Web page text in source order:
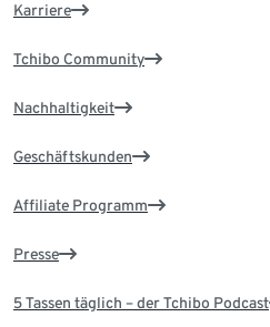
Karriere
Tchibo Community
Nachhaltigkeit
Geschäftskunden
Affiliate Programm
Presse
5 Tassen täglich – der Tchibo Podcast